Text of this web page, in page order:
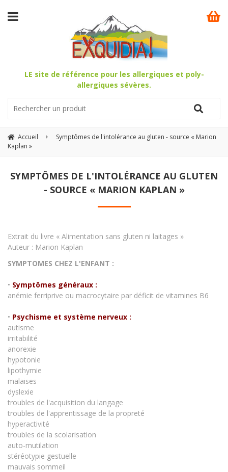
LE site de référence pour les allergiques et poly-
allergiques sévères.
Accueil
Symptômes de l'intolérance au gluten - source « Marion
Kaplan »
SYMPTÔMES DE L'INTOLÉRANCE AU GLUTEN
- SOURCE « MARION KAPLAN »
Extrait du livre « Alimentation sans gluten ni laitages »
Auteur : Marion Kaplan
SYMPTOMES CHEZ L'ENFANT :
• Symptômes généraux :
anémie ferriprive ou macrocytaire par déficit de vitamines B6
• Psychisme et système nerveux :
autisme
irritabilité
anorexie
hypotonie
lipothymie
malaises
dyslexie
troubles de l'acquisition du langage
troubles de l'apprentissage de la propreté
hyperactivité
troubles de la scolarisation
auto-mutilation
stéréotypie gestuelle
mauvais sommeil